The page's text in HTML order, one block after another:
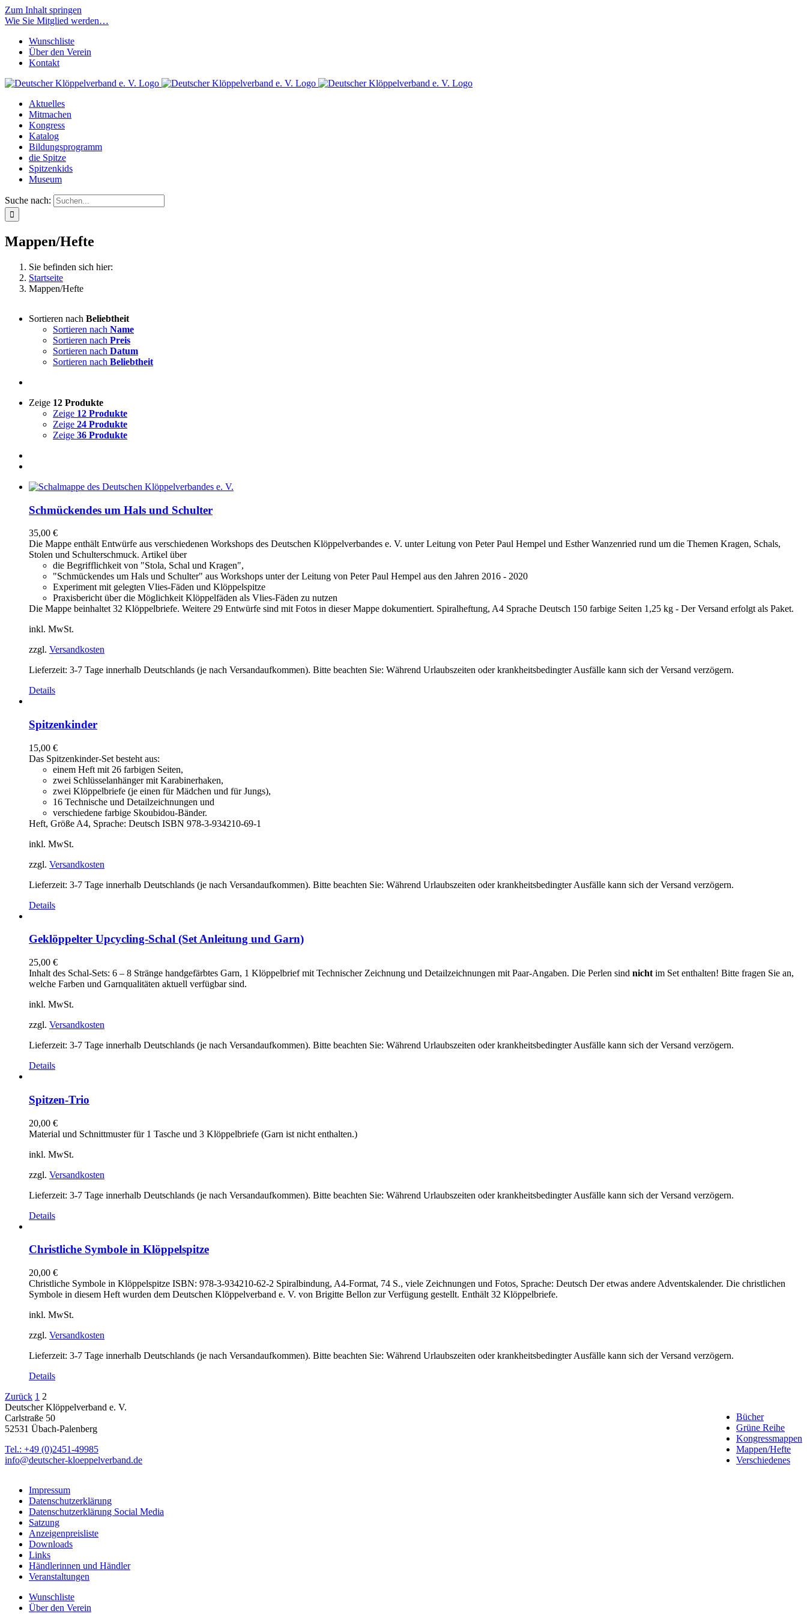
Zum Inhalt springen
Wie Sie Mitglied werden…
Wunschliste
Über den Verein
Kontakt
Aktuelles
Mitmachen
Kongress
Katalog
Bildungsprogramm
die Spitze
Spitzenkids
Museum
Suche nach:
Mappen/Hefte
Sie befinden sich hier:
Startseite
Mappen/Hefte
Sortieren nach Beliebtheit
Sortieren nach Name
Sortieren nach Preis
Sortieren nach Datum
Sortieren nach Beliebtheit
Zeige 12 Produkte
Zeige 12 Produkte
Zeige 24 Produkte
Zeige 36 Produkte
Schmückendes um Hals und Schulter
35,00 €
Die Mappe enthält Entwürfe aus verschiedenen Workshops des Deutschen Klöppelverbandes e. V. unter Leitung von Peter Paul Hempel und Esther Wanzenried rund um die Themen Kragen, Schals,
Stolen und Schulterschmuck. Artikel über
die Begrifflichkeit von "Stola, Schal und Kragen",
"Schmückendes um Hals und Schulter" aus Workshops unter der Leitung von Peter Paul Hempel aus den Jahren 2016 - 2020
Experiment mit gelegten Vlies-Fäden und Klöppelspitze
Praxisbericht über die Möglichkeit Klöppelfäden als Vlies-Fäden zu nutzen
Die Mappe beinhaltet 32 Klöppelbriefe. Weitere 29 Entwürfe sind mit Fotos in dieser Mappe dokumentiert. Spiralheftung, A4 Sprache Deutsch 150 farbige Seiten 1,25 kg - Der Versand erfolgt als Paket.
inkl. MwSt.
zzgl. Versandkosten
Lieferzeit: 3-7 Tage innerhalb Deutschlands (je nach Versandaufkommen). Bitte beachten Sie: Während Urlaubszeiten oder krankheitsbedingter Ausfälle kann sich der Versand verzögern.
Details
Spitzenkinder
15,00 €
Das Spitzenkinder-Set besteht aus:
einem Heft mit 26 farbigen Seiten,
zwei Schlüsselanhänger mit Karabinerhaken,
zwei Klöppelbriefe (je einen für Mädchen und für Jungs),
16 Technische und Detailzeichnungen und
verschiedene farbige Skoubidou-Bänder.
Heft, Größe A4, Sprache: Deutsch ISBN 978-3-934210-69-1
inkl. MwSt.
zzgl. Versandkosten
Lieferzeit: 3-7 Tage innerhalb Deutschlands (je nach Versandaufkommen). Bitte beachten Sie: Während Urlaubszeiten oder krankheitsbedingter Ausfälle kann sich der Versand verzögern.
Details
Geklöppelter Upcycling-Schal (Set Anleitung und Garn)
25,00 €
Inhalt des Schal-Sets: 6 – 8 Stränge handgefärbtes Garn, 1 Klöppelbrief mit Technischer Zeichnung und Detailzeichnungen mit Paar-Angaben. Die Perlen sind nicht im Set enthalten! Bitte fragen Sie an,
welche Farben und Garnqualitäten aktuell verfügbar sind.
inkl. MwSt.
zzgl. Versandkosten
Lieferzeit: 3-7 Tage innerhalb Deutschlands (je nach Versandaufkommen). Bitte beachten Sie: Während Urlaubszeiten oder krankheitsbedingter Ausfälle kann sich der Versand verzögern.
Details
Spitzen-Trio
20,00 €
Material und Schnittmuster für 1 Tasche und 3 Klöppelbriefe (Garn ist nicht enthalten.)
inkl. MwSt.
zzgl. Versandkosten
Lieferzeit: 3-7 Tage innerhalb Deutschlands (je nach Versandaufkommen). Bitte beachten Sie: Während Urlaubszeiten oder krankheitsbedingter Ausfälle kann sich der Versand verzögern.
Details
Christliche Symbole in Klöppelspitze
20,00 €
Christliche Symbole in Klöppelspitze ISBN: 978-3-934210-62-2 Spiralbindung, A4-Format, 74 S., viele Zeichnungen und Fotos, Sprache: Deutsch Der etwas andere Adventskalender. Die christlichen
Symbole in diesem Heft wurden dem Deutschen Klöppelverband e. V. von Brigitte Bellon zur Verfügung gestellt. Enthält 32 Klöppelbriefe.
inkl. MwSt.
zzgl. Versandkosten
Lieferzeit: 3-7 Tage innerhalb Deutschlands (je nach Versandaufkommen). Bitte beachten Sie: Während Urlaubszeiten oder krankheitsbedingter Ausfälle kann sich der Versand verzögern.
Details
Zurück 1 2
Bücher
Grüne Reihe
Kongressmappen
Mappen/Hefte
Verschiedenes
Deutscher Klöppelverband e. V.
Carlstraße 50
52531 Übach-Palenberg
Tel.: +49 (0)2451-49985
info@deutscher-kloeppelverband.de
Impressum
Datenschutzerklärung
Datenschutzerklärung Social Media
Satzung
Anzeigenpreisliste
Downloads
Links
Händlerinnen und Händler
Veranstaltungen
Wunschliste
Über den Verein